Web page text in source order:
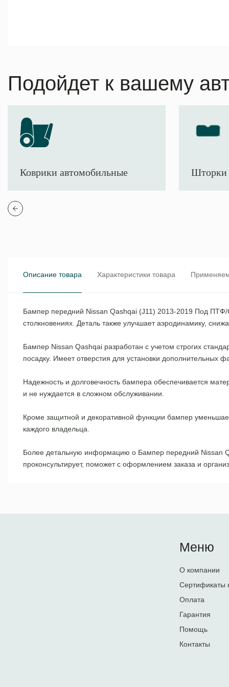
Подойдет к вашему
Коврики автомобильные Шторки
Описание товара Характеристики товара
Бампер передний Nissan Qashqai (J11) 2013-2019 Под ПТФ/
столкновениях. Деталь также улучшает аэродинамику,
Бампер Nissan Qashqai разработан с учетом строгих
посадку. Имеет отверстия для установки дополнительных
Надежность и долговечность бампера обеспечивается
и не нуждается в сложном обслуживании.
Кроме защитной и декоративной функции бампер
каждого владельца.
Более детальную информацию о Бампер передний Nissan
проконсультирует, поможет с оформлением заказа и
Меню
О компании
Сертификаты
Оплата
Гарантия
Помощь
Контакты